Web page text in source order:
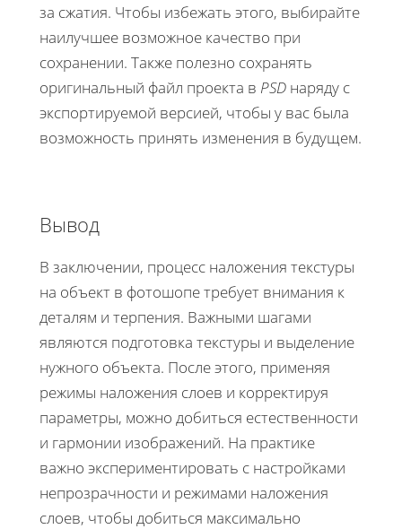
за сжатия. Чтобы избежать этого, выбирайте
наилучшее возможное качество при
сохранении. Также полезно сохранять
оригинальный файл проекта в PSD наряду с
экспортируемой версией, чтобы у вас была
возможность принять изменения в будущем.
Вывод
В заключении, процесс наложения текстуры
на объект в фотошопе требует внимания к
деталям и терпения. Важными шагами
являются подготовка текстуры и выделение
нужного объекта. После этого, применяя
режимы наложения слоев и корректируя
параметры, можно добиться естественности
и гармонии изображений. На практике
важно экспериментировать с настройками
непрозрачности и режимами наложения
слоев, чтобы добиться максимально